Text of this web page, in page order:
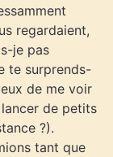
regardaient,
je pas
te surprends-
de me voir
de petits
?).
tant que